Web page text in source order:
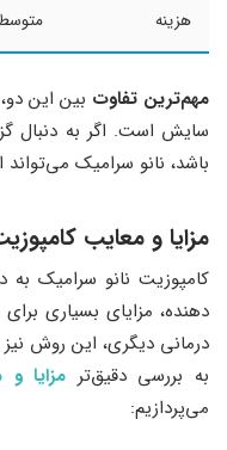
هزینه
مهم‌ترین تفاوت بین این
سایش است. اگر به دنبال
باشد، نانو سرامیک
مزایا و معایب
کامپوزیت نانو سرامیک
دهنده، مزایای بسیاری
درمانی دیگری، این روش
به بررسی دقیق‌تر مزایا
می‌پردازیم: